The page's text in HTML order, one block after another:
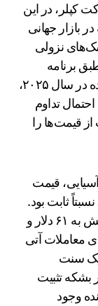
کپلر، در این
بازار جهانی
نزولی
برنامه
فعلی، از جمله برنامه‌های جبرانی اصلاح‌شده در سال ۲۰۲۵،
تداوم
قیمت‌ها را
قیمت
ثابت بود.
بهای معاملات آتی نفت برنت با اندکی افزایش به ۶۱ دلار و
معاملات آتی
یک سنت
۲۲ سنت در هر بشکه تثبیت
وجود